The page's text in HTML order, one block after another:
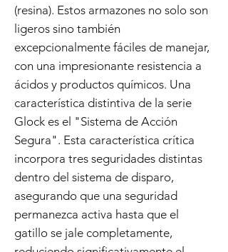
(resina). Estos armazones no solo son
ligeros sino también
excepcionalmente fáciles de manejar,
con una impresionante resistencia a
ácidos y productos químicos. Una
característica distintiva de la serie
Glock es el "Sistema de Acción
Segura". Esta característica crítica
incorpora tres seguridades distintas
dentro del sistema de disparo,
asegurando que una seguridad
permanezca activa hasta que el
gatillo se jale completamente,